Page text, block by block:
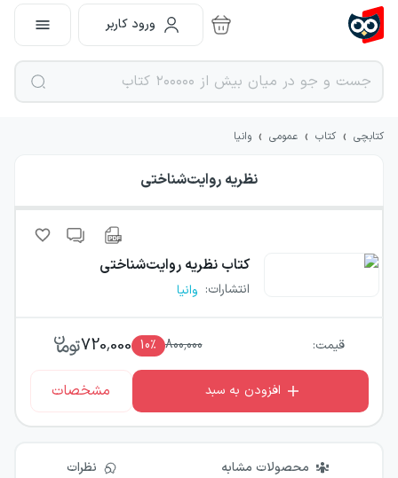
ورود کاربر
کتابچی › کتاب › عمومی › وانیا
نظریه روایت‌شناختی
کتاب نظریه روایت‌شناختی
انتشارات: وانیا
قیمت: 800,000
10٪ 720,000
افزودن به سبد مشخصات
محصولات مشابه نظرات